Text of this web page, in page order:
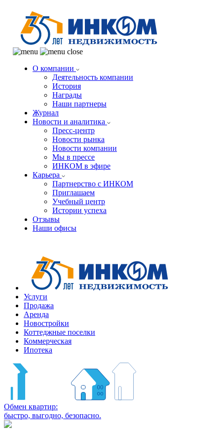
О компании
Деятельность компании
История
Награды
Наши партнеры
Журнал
Новости и аналитика
Пресс-центр
Новости рынка
Новости компании
Мы в прессе
ИНКОМ в эфире
Карьера
Партнерство с ИНКОМ
Приглашаем
Учебный центр
Истории успеха
Отзывы
Наши офисы
Услуги
Продажа
Аренда
Новостройки
Коттеджные поселки
Коммерческая
Ипотека
Обмен квартир:
быстро, выгодно, безопасно.